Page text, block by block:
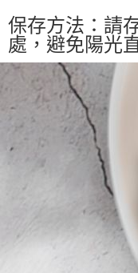
保存方法：請
處，避免陽光